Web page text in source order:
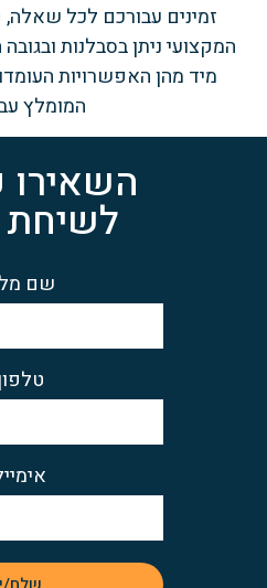
זמינים עבורכם לכל שאלה,
המקצועי ניתן בסבלנות
מיד מהן האפשרויות
המומלץ
השאירו
לשיחת
שם